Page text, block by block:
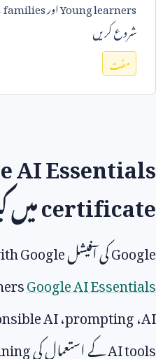
Young learnersاورfamilies
شروع کریں
مفت
AI Essentials
certificateمیں
Googleکی آفیشلGoogle
Google AI Essentials
AI،prompting،AI
AI toolsکے استعمال کی